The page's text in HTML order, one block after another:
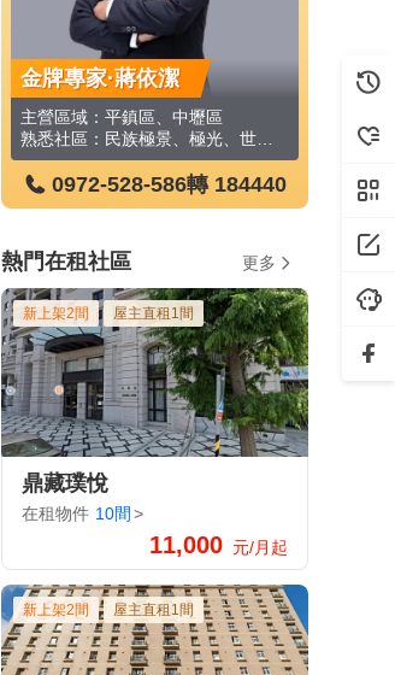
金牌專家·黃美華
0972-528-586轉 293218
金牌專
熱門在租社區 更多
新上架2間 屋主直租1間
鼎藏璞悅
在租物件 10間 >
11,000 元/月起
新上架2間 屋主直租1間